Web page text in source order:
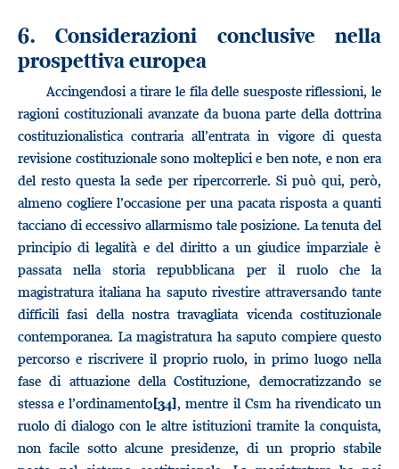
6. Considerazioni conclusive nella
prospettiva europea
Accingendosi a tirare le fila delle suesposte riflessioni, le
ragioni costituzionali avanzate da buona parte della dottrina
costituzionalistica contraria all’entrata in vigore di questa
revisione costituzionale sono molteplici e ben note, e non era
del resto questa la sede per ripercorrerle. Si può qui, però,
almeno cogliere l’occasione per una pacata risposta a quanti
tacciano di eccessivo allarmismo tale posizione. La tenuta del
principio di legalità e del diritto a un giudice imparziale è
passata nella storia repubblicana per il ruolo che la
magistratura italiana ha saputo rivestire attraversando tante
difficili fasi della nostra travagliata vicenda costituzionale
contemporanea. La magistratura ha saputo compiere questo
percorso e riscrivere il proprio ruolo, in primo luogo nella
fase di attuazione della Costituzione, democratizzando se
stessa e l’ordinamento[34], mentre il Csm ha rivendicato un
ruolo di dialogo con le altre istituzioni tramite la conquista,
non facile sotto alcune presidenze, di un proprio stabile